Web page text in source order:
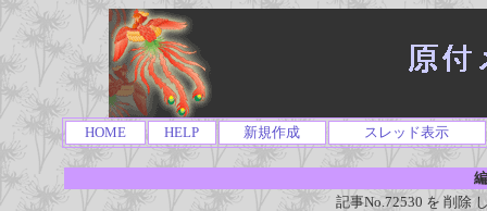
HOME HELP 新規作成 スレッド表示
記事No.72530 を 削除